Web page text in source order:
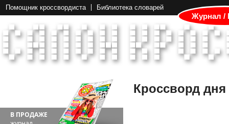
Помощник кроссвордиста Библиотека словарей
Журнал /
В ПРОДАЖЕ
Кроссворд дня